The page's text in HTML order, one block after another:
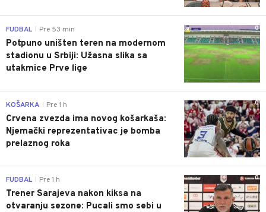
0
FUDBAL Pre 53 min
Potpuno uništen teren na modernom
stadionu u Srbiji: Užasna slika sa
utakmice Prve lige
0
KOŠARKA Pre 1 h
Crvena zvezda ima novog košarkaša:
Njemački reprezentativac je bomba
prelaznog roka
0
FUDBAL Pre 1 h
Trener Sarajeva nakon kiksa na
otvaranju sezone: Pucali smo sebi u